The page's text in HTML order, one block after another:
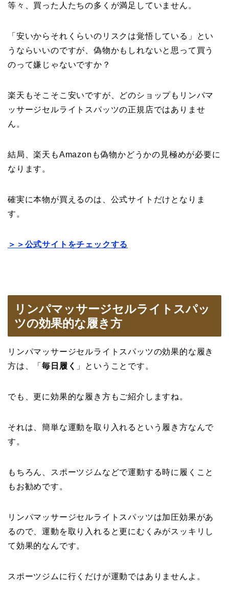
等々、買った人たちの多くが満足していません。
「安いからそれくらいのリスクは覚悟している」とい
うならいいのですが、偽物かもしれないと思って買う
のって嫌じゃないですか？
楽天もそこそこ安いですが、どのショップもリンパマ
ッサージセルライトスパッツの正規店ではありませ
ん。
結局、楽天もAmazonも偽物かどうかの見極めが必要に
なります。
確実に本物が買えるのは、公式サイトだけとなりま
す。
＞＞公式サイトをチェックする
リンパマッサージセルライトスパッ
ツの効果的な履き方
リンパマッサージセルライトスパッツの効果的な履き
方は、「毎日履く 」ということです。
でも、更に効果的な履き方もご紹介しますね。
それは、簡単な運動を取り入れるという履き方なんで
す。
もちろん、スポーツジムなどで運動する時に履くこと
もお勧めです。
リンパマッサージセルライトスパッツは加圧効果があ
るので、運動を取り入れると更にむくみがスッキリし
て効果的なんです。
スポーツジムに行くだけが運動ではありませんよ。